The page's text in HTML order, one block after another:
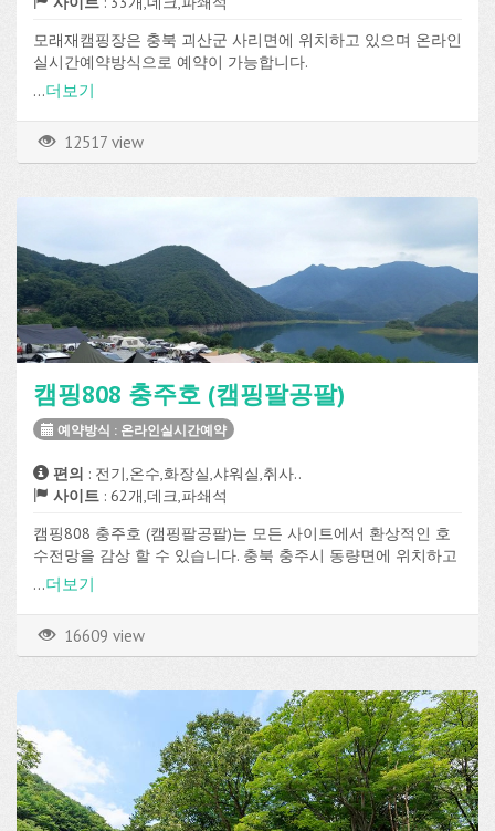
모래재캠핑장은 충북 괴산군 사리면에 위치하고 있으며 온라인
실시간예약방식으로 예약이 가능합니다.
데크, 파쇄석 사이트가 총 33개로 구성되어 있고, 전기, 온수, 샤
...더보기
12517 view
캠핑808 충주호 (캠핑팔공팔)
예약방식 : 온라인실시간예약
편의 : 전기,온수,화장실,샤워실,취사..
사이트 : 62개,데크,파쇄석
캠핑808 충주호 (캠핑팔공팔)는 모든 사이트에서 환상적인 호
수전망을 감상 할 수 있습니다. 충북 충주시 동량면에 위치하고
있으며 온라인실시간예약방식으로 예약이 가능합니다.
이용할 수 있습니다.
...더보기
16609 view